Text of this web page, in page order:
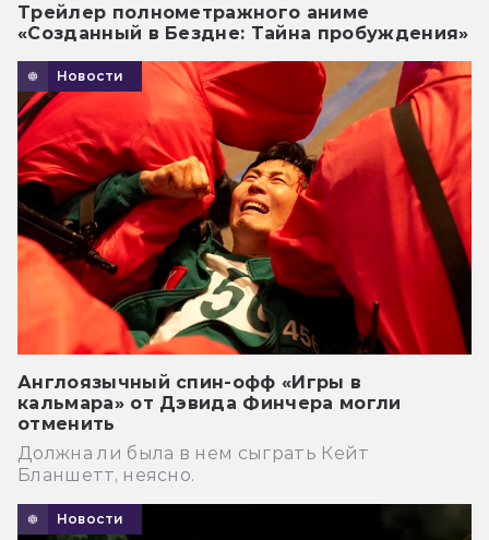
Трейлер полнометражного аниме
«Созданный в Бездне: Тайна пробуждения»
Новости
Англоязычный спин-офф «Игры в
кальмара» от Дэвида Финчера могли
отменить
Должна ли была в нем сыграть Кейт
Бланшетт, неясно.
Новости